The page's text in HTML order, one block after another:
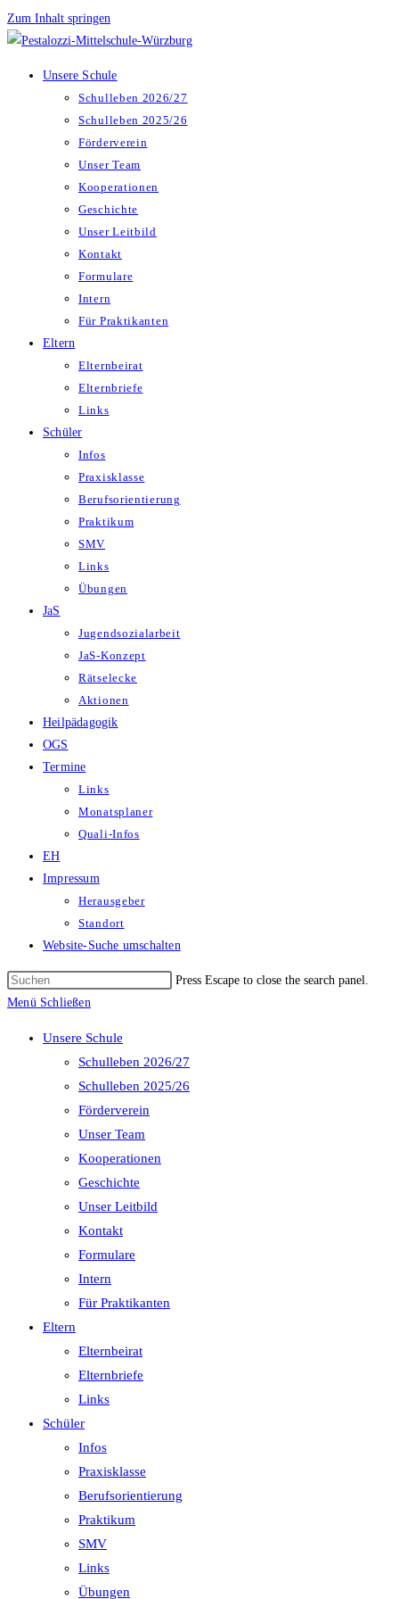
Zum Inhalt springen
Unsere Schule
Schulleben 2026/27
Schulleben 2025/26
Förderverein
Unser Team
Kooperationen
Geschichte
Unser Leitbild
Kontakt
Formulare
Intern
Für Praktikanten
Eltern
Elternbeirat
Elternbriefe
Links
Schüler
Infos
Praxisklasse
Berufsorientierung
Praktikum
SMV
Links
Übungen
JaS
Jugendsozialarbeit
JaS-Konzept
Rätselecke
Aktionen
Heilpädagogik
OGS
Termine
Links
Monatsplaner
Quali-Infos
EH
Impressum
Herausgeber
Standort
Website-Suche umschalten
Press Escape to close the search panel.
Menü Schließen
Unsere Schule
Schulleben 2026/27
Schulleben 2025/26
Förderverein
Unser Team
Kooperationen
Geschichte
Unser Leitbild
Kontakt
Formulare
Intern
Für Praktikanten
Eltern
Elternbeirat
Elternbriefe
Links
Schüler
Infos
Praxisklasse
Berufsorientierung
Praktikum
SMV
Links
Übungen